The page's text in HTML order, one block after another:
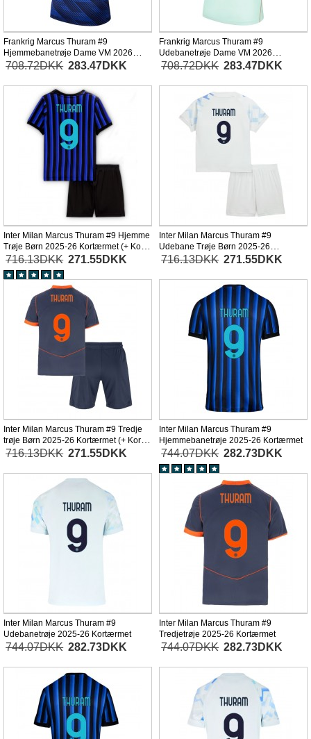
Frankrig Marcus Thuram #9
Hjemmebanetrøje Dame VM 2026
Kortærmet
708.72DKK 283.47DKK
Frankrig Marcus Thuram #9
Udebanetrøje Dame VM 2026
Kortærmet
708.72DKK 283.47DKK
Inter Milan Marcus Thuram #9 Hjemme
Trøje Børn 2025-26 Kortærmet (+ Korte
bukser)
716.13DKK 271.55DKK
Inter Milan Marcus Thuram #9
Udebane Trøje Børn 2025-26
Kortærmet (+ Korte bukser)
716.13DKK 271.55DKK
Inter Milan Marcus Thuram #9 Tredje
trøje Børn 2025-26 Kortærmet (+ Korte
bukser)
716.13DKK 271.55DKK
Inter Milan Marcus Thuram #9
Hjemmebanetrøje 2025-26 Kortærmet
744.07DKK 282.73DKK
Inter Milan Marcus Thuram #9
Udebanetrøje 2025-26 Kortærmet
744.07DKK 282.73DKK
Inter Milan Marcus Thuram #9
Tredjetrøje 2025-26 Kortærmet
744.07DKK 282.73DKK